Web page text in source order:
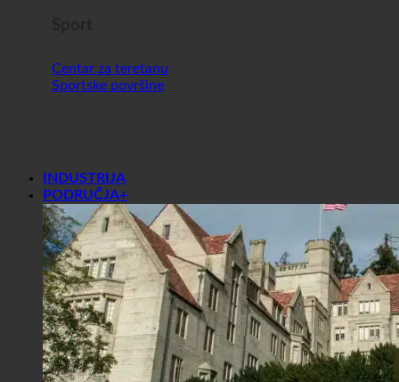
Centar za teretanu
Sportske površine
INDUSTRIJA
PODRUČJA+